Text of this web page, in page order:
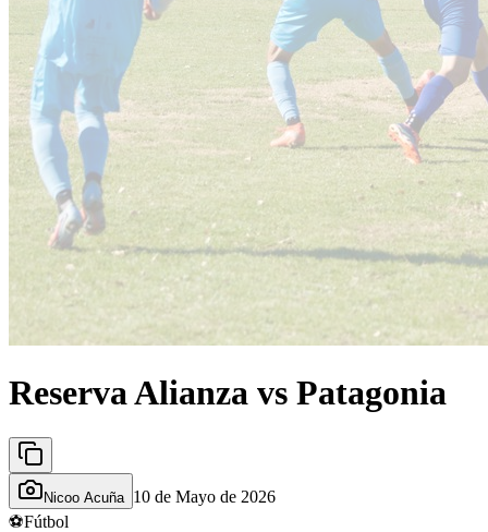
Reserva Alianza vs Patagonia
Nicoo Acuña 10 de Mayo de 2026
⚽Fútbol